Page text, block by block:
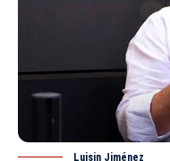
Luisin Jiménez